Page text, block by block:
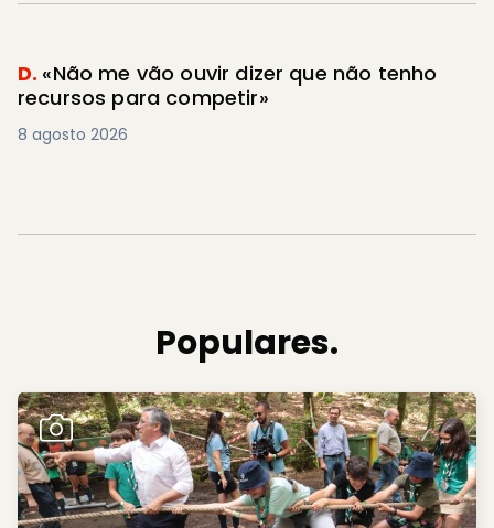
D. «Não me vão ouvir dizer que não tenho
recursos para competir»
8 agosto 2026
Populares.